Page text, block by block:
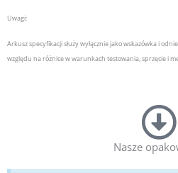
Uwagi:
Arkusz specyfikacji służy wyłącznie jako wskazówka i
względu na różnice w warunkach testowania, sprzęcie i
Nasze